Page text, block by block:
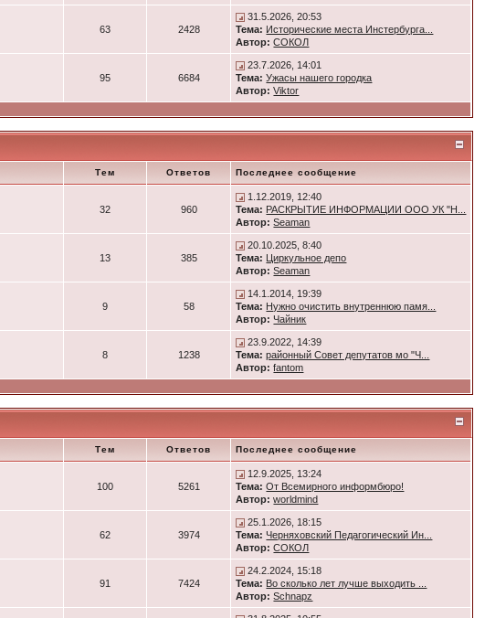
63 2428
31.5.2026, 20:53
Тема: Исторические места Инстербурга...
Автор: СОКОЛ
95 6684
23.7.2026, 14:01
Тема: Ужасы нашего городка
Автор: Viktor
Тем Ответов Последнее сообщение
32 960
1.12.2019, 12:40
Тема: РАСКРЫТИЕ ИНФОРМАЦИИ ООО УК "Н...
Автор: Seaman
13 385
20.10.2025, 8:40
Тема: Циркульное депо
Автор: Seaman
9 58
14.1.2014, 19:39
Тема: Нужно очистить внутреннюю памя...
Автор: Чайник
8 1238
23.9.2022, 14:39
Тема: районный Совет депутатов мо "Ч...
Автор: fantom
Тем Ответов Последнее сообщение
100 5261
12.9.2025, 13:24
Тема: От Всемирного информбюро!
Автор: worldmind
62 3974
25.1.2026, 18:15
Тема: Черняховский Педагогический Ин...
Автор: СОКОЛ
91 7424
24.2.2024, 15:18
Тема: Во сколько лет лучше выходить ...
Автор: Schnapz